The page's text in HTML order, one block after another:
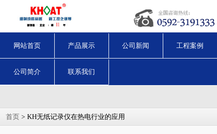
网站首页 产品展示 公司新闻 工程案例
公司简介 联系我们
首页 > KH无纸记录仪在热电行业的应用